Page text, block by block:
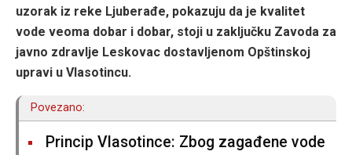
uzorak iz reke Ljuberađe, pokazuju da je kvalitet
vode veoma dobar i dobar, stoji u zaključku Zavoda za
javno zdravlje Leskovac dostavljenom Opštinskoj
upravi u Vlasotincu.
Povezano:
Princip Vlasotince: Zbog zagađene vode